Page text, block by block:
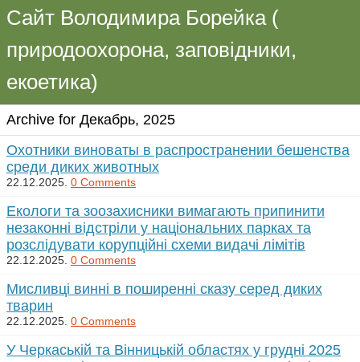
Сайт Володимира Борейка (
природоохорона, заповідники,
екоетика)
Archive for Декабрь, 2025
Охотники виноваты в распространении бешенства
среди диких животных
22.12.2025. 0 Comments
Екологи та зоозахисники вимагають припинити
незаконні відстріли у національних парках та
розслідувати корупційні схеми видачі лімітів
22.12.2025. 0 Comments
Мисливці винні в поширенні сказу серед диких
тварин
22.12.2025. 0 Comments
У Черкаській та Вінницькій областях у грудні 2025